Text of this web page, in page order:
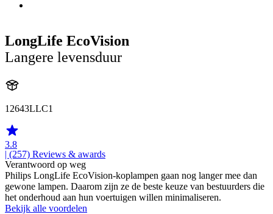
LongLife EcoVision
Langere levensduur
12643LLC1
3.8
| (257) Reviews & awards
Verantwoord op weg
Philips LongLife EcoVision-koplampen gaan nog langer mee dan
gewone lampen. Daarom zijn ze de beste keuze van bestuurders die
het onderhoud aan hun voertuigen willen minimaliseren.
Bekijk alle voordelen